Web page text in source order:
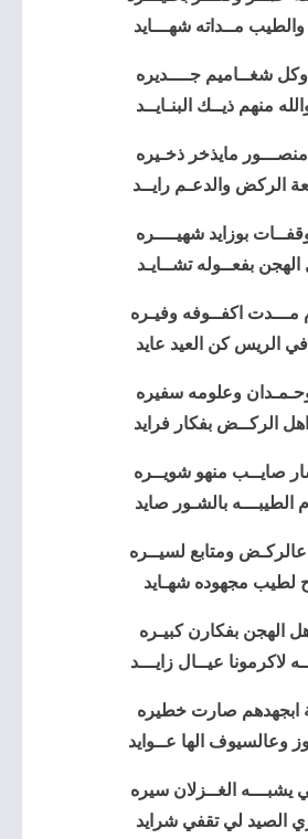
والطيب مــداته شهـــايد
شغــاميم جــــديره
منهم ذيــك البنـايــد
مايذخر ذخـيره
الركض والدعـم رايــد
بوزايد شهيــــره
بفعــوله تشــايـد
مـــدت اكفــوفه وفيـره
الريس كن العيد عايد
وعلومه سفيره
الركــض بفكار فرايد
صايــب منهو شويــره
الطيبـــه بالشـور صايد
ومتابع لسيــره
لطيب مجهوده شهـايد
الهجن بفكارن كبيـره
لاكرمونا عيــال زايـــد
ابجهدهم صارت خطيره
وعالسيوف الها عــوايد
يشبـــه الغــزلان سيره
الصيد لي تقفي شرايد